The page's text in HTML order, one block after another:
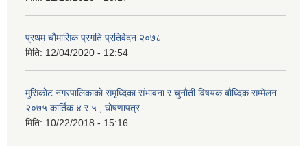
प्रथम चाैमासिक प्रगति प्रतिवेदन २०७८
मिति: 12/04/2020 - 12:54
मुसिकाेट नगरपालिकाकाे समृध्दिका संभावना र चुनाैती विषयक बाैध्दिक सम्मेलन
२०७५ कार्तिक ४ र ५ , घाेषणापत्र
मिति: 10/22/2018 - 15:16